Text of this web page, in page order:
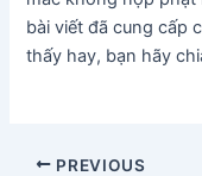
bài viết đã cung cấp
thấy hay, bạn hãy
PREVIOUS